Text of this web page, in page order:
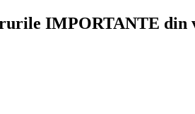
IMPORTANTE din